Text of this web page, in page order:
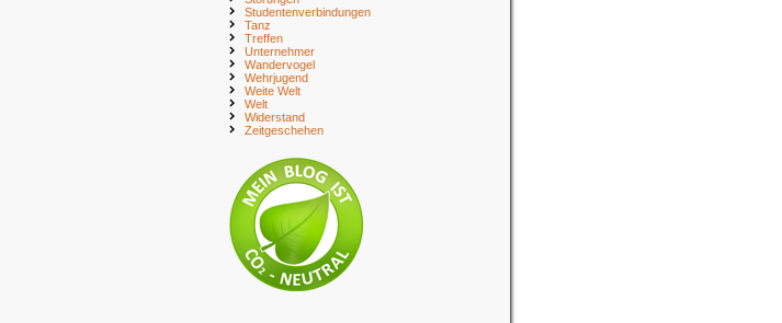
Studentenverbindungen
Tanz
Treffen
Unternehmer
Wandervogel
Wehrjugend
Weite Welt
Welt
Widerstand
Zeitgeschehen